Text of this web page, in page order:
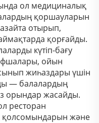
ол медициналық
қоршауларын
отырып,
қорғайды.
күтіп-бағу
ойын
жиһаздары үшін
— балалардың
орындар жасайды.
ресторан
қолсомындарын және